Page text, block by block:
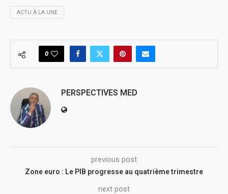
ACTU À LA UNE
0
PERSPECTIVES MED
previous post
Zone euro : Le PIB progresse au quatrième trimestre
next post